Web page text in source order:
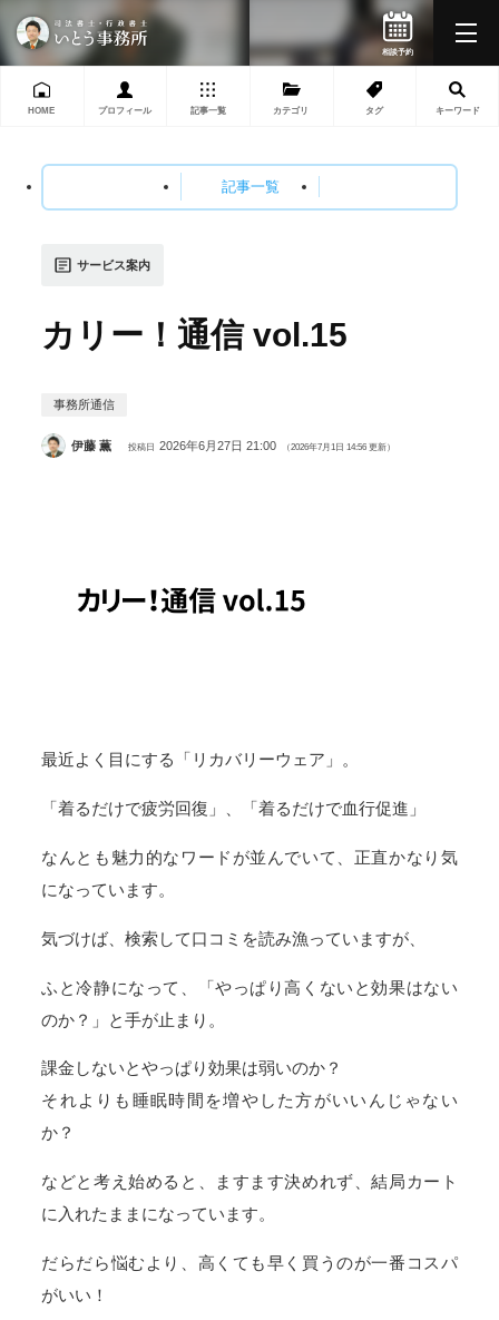
HOME プロフィール 記事一覧 カテゴリ タグ キーワード
記事一覧
サービス案内
カリー！通信 vol.15
事務所通信
伊藤 薫 投稿日 2026年6月27日 21:00 （2026年7月1日 14:56 更新）
最近よく目にする「リカバリーウェア」。
「着るだけで疲労回復」、「着るだけで血行促進」
なんとも魅力的なワードが並んでいて、正直かなり気
になっています。
気づけば、検索して口コミを読み漁っていますが、
ふと冷静になって、「やっぱり高くないと効果はない
のか？」と手が止まり。
課金しないとやっぱり効果は弱いのか？
それよりも睡眠時間を増やした方がいいんじゃない
か？
などと考え始めると、ますます決めれず、結局カート
に入れたままになっています。
だらだら悩むより、高くても早く買うのが一番コスパ
がいい！